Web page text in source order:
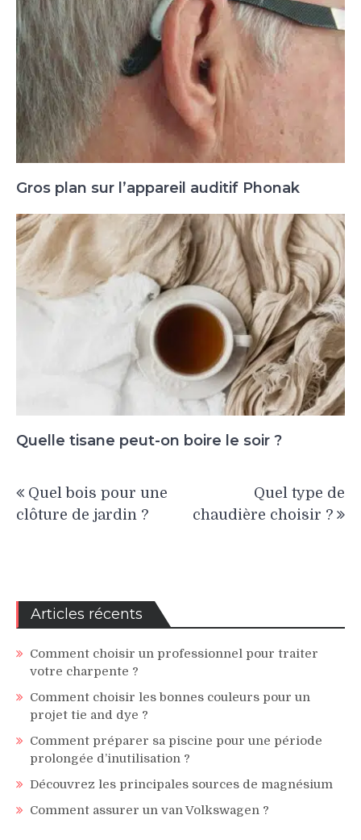
Gros plan sur l’appareil auditif Phonak
Quelle tisane peut-on boire le soir ?
de
Quel bois pour une
clôture de jardin ?
Quel type de
chaudière choisir ?
Articles récents
Comment choisir un professionnel pour traiter
votre charpente ?
Comment choisir les bonnes couleurs pour un
projet tie and dye ?
Comment préparer sa piscine pour une période
prolongée d’inutilisation ?
Découvrez les principales sources de magnésium
Comment assurer un van Volkswagen ?